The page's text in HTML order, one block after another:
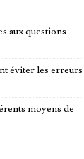
aux questions
éviter les erreurs
moyens de